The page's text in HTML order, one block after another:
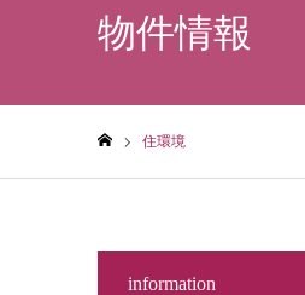
物件情報
住環境
information